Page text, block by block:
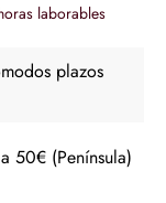
laborables
plazos
50€ (Península)